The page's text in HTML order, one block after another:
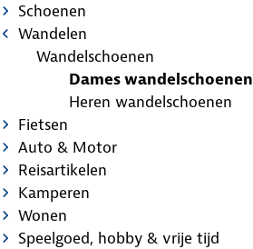
Schoenen
Wandelen
Wandelschoenen
Dames wandelschoenen
Heren wandelschoenen
Fietsen
Auto & Motor
Reisartikelen
Kamperen
Wonen
Speelgoed, hobby & vrije tijd